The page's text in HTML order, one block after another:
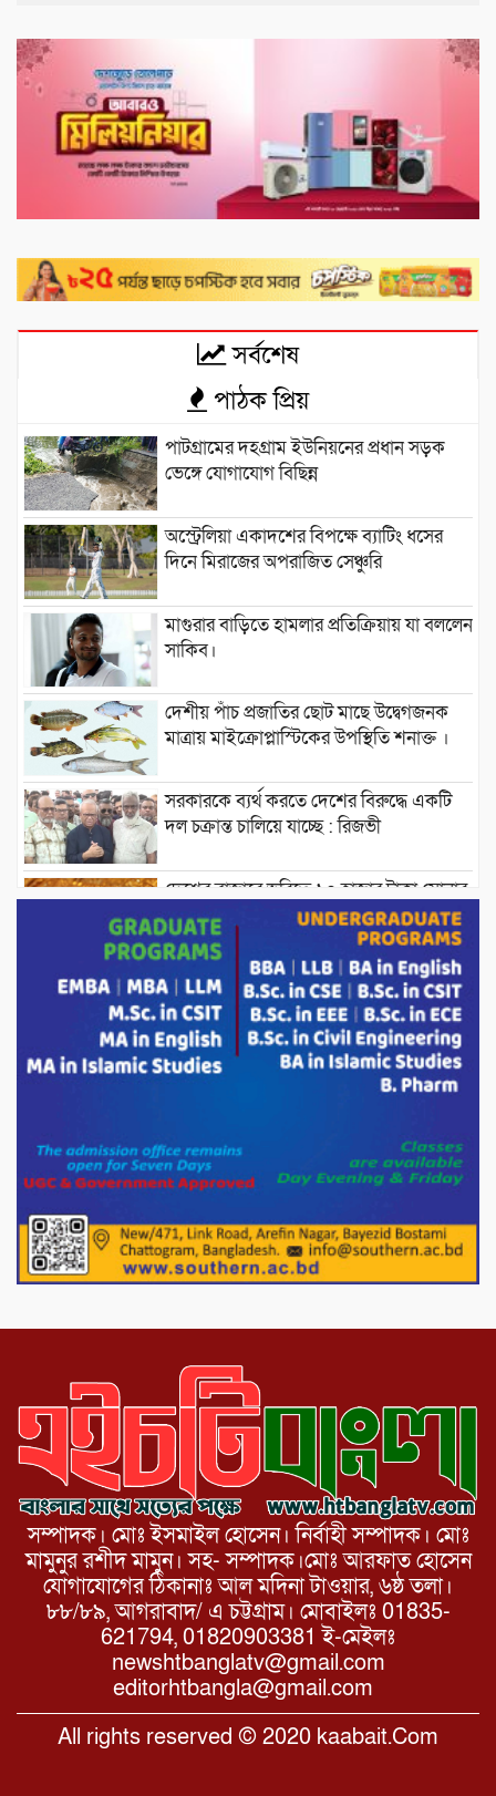
সর্বশেষ
পাঠক প্রিয়
পাটগ্রামের দহগ্রাম ইউনিয়নের প্রধান সড়ক
ভেঙ্গে যোগাযোগ বিছিন্ন
অস্ট্রেলিয়া একাদশের বিপক্ষে ব্যাটিং ধসের
দিনে মিরাজের অপরাজিত সেঞ্চুরি
মাগুরার বাড়িতে হামলার প্রতিক্রিয়ায় যা বললেন
সাকিব।
দেশীয় পাঁচ প্রজাতির ছোট মাছে উদ্বেগজনক
মাত্রায় মাইক্রোপ্লাস্টিকের উপস্থিতি শনাক্ত ।
সরকারকে ব্যর্থ করতে দেশের বিরুদ্ধে একটি
দল চক্রান্ত চালিয়ে যাচ্ছে : রিজভী
দেশের বাজারে ভরিতে ১০ হাজার টাকা সোনার
দাম বাড়ানোর ঘোষণা।
ভারপ্রাপ্ত রাষ্ট্রপতি হাফিজ উদ্দিন আহমদের
সাথে এইচটি বাংলা অনলাইন পোর্টাল ও আইপি
টিভির সম্পাদক মোঃ ইসমাইল হোসেনের
সৌজন্য সাক্ষাৎ।
পাটগ্রামে জুলাই অভ্যুত্থান দিবস উপলক্ষে
পোরশায় গণঅভ্যুত্থান দিবসে শহিদ ও জুলাই
১১ দলীয় ঐক্য পোরশা উপজেলা শাখার
সম্পাদক। মোঃ ইসমাইল হোসেন। নির্বাহী সম্পাদক। মোঃ
মামুনুর রশীদ মামুন। সহ- সম্পাদক।মোঃ আরফাত হোসেন
যোগাযোগের ঠিকানাঃ আল মদিনা টাওয়ার, ৬ষ্ঠ তলা।
৮৮/৮৯, আগরাবাদ/ এ চট্টগ্রাম। মোবাইলঃ 01835-
621794, 01820903381 ই-মেইলঃ
newshtbanglatv@gmail.com
editorhtbangla@gmail.com
All rights reserved © 2020 kaabait.Com